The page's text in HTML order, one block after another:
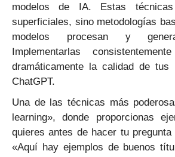
modelos de IA. Estas
superficiales, sino metodologías
modelos procesan y
Implementarlas
dramáticamente la calidad de tus
ChatGPT.
Una de las técnicas más
learning», donde proporcionas
quieres antes de hacer tu
«Aquí hay ejemplos de buenos